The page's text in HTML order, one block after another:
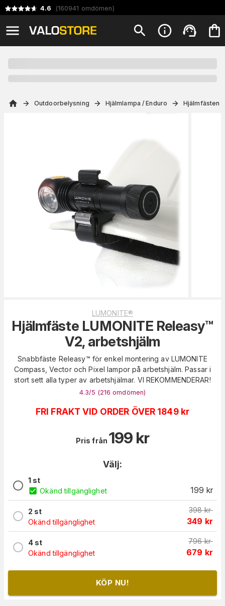
4.6 (160941 omdömen)
Outdoorbelysning Hjälmlampa / Enduro Hjälmfästen
LUMONITE®
Hjälmfäste LUMONITE Releasy™
V2, arbetshjälm
Snabbfäste Releasy™ för enkel montering av LUMONITE
Compass, Vector och Pixel lampor på arbetshjälm. Passar i
stort sett alla typer av arbetshjälmar. VI REKOMMENDERAR!
4.3/5 (216 omdömen)
FRI FRAKT VID ORDER ÖVER 1849 kr
Pris från 199 kr
Välj:
1 st
Okänd tillgänglighet
199 kr
2 st
Okänd tillgänglighet
398 kr
349 kr
4 st
Okänd tillgänglighet
796 kr
679 kr
KÖP NU!